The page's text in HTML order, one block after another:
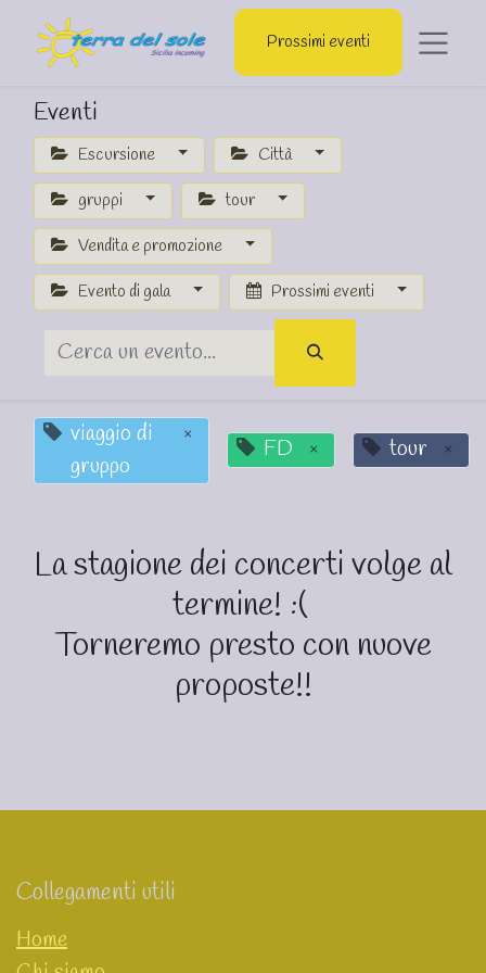
Prossimi eventi
Eventi
Escursione Città
gruppi tour
Vendita e promozione
Evento di gala Prossimi eventi
viaggio di
gruppo
× FD × tour ×
La stagione dei concerti volge al
termine! :(
Torneremo presto con nuove
proposte!!
Collegamenti utili
Home